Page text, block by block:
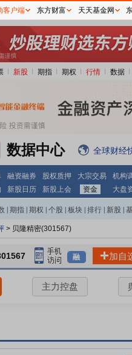
新股 期指 期权 行情 数据
数据中心 全球财经
融资融券 股权质押 大宗交易 机构
新股日历 新股上会 资金 大盘
期指 期权 个股 板块 排行 新股
> 贝隆精密(301567)
融 加自
主力控盘
客户端 东方财富 天天基金网